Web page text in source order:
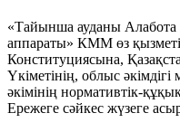
«Тайынша ауданы Алабота
аппараты» КММ өз
Конституциясына,
Үкіметінің, облыс әкімдігі
әкімінің нормативтік-
Ережеге сәйкес жүзеге